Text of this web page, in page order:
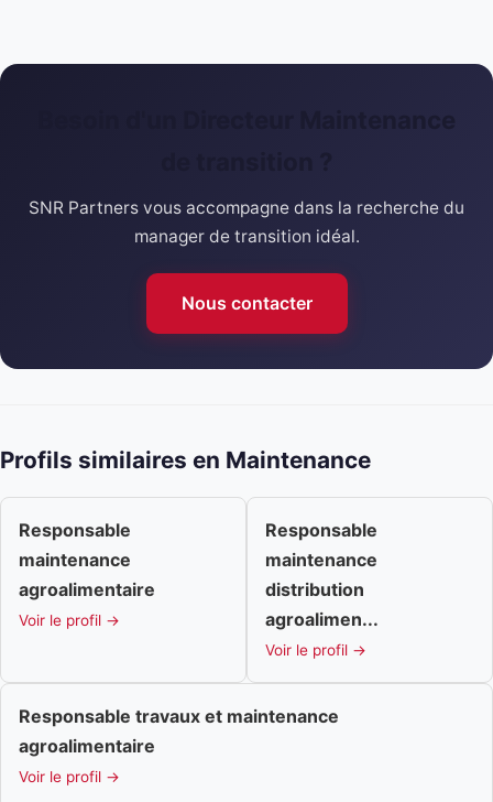
SNR Partners vous accompagne dans la recherche du
manager de transition idéal.
Nous contacter
Profils similaires en Maintenance
Responsable
maintenance
agroalimentaire
Voir le profil →
Responsable
maintenance
distribution
agroalimen...
Voir le profil →
Responsable travaux et maintenance
agroalimentaire
Voir le profil →